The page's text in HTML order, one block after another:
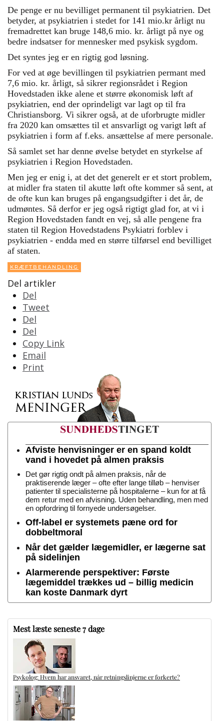
De penge er nu bevilliget permanent til psykiatrien. Det
betyder, at psykiatrien i stedet for 141 mio.kr årligt nu
fremadrettet kan bruge 148,6 mio. kr. årligt på nye og
bedre indsatser for mennesker med psykisk sygdom.
Det syntes jeg er en rigtig god løsning.
For ved at øge bevillingen til psykiatrien permant med
7,6 mio. kr. årligt, så sikrer regionsrådet i Region
Hovedstaden ikke alene et større økonomisk løft af
psykiatrien, end der oprindeligt var lagt op til fra
Christiansborg. Vi sikrer også, at de uforbrugte midler
fra 2020 kan omsættes til et ansvarligt og varigt løft af
psykiatrien i form af f.eks. ansættelse af mere personale.
Så samlet set har denne øvelse betydet en styrkelse af
psykiatrien i Region Hovedstaden.
Men jeg er enig i, at det det generelt er et stort problem,
at midler fra staten til akutte løft ofte kommer så sent, at
de ofte kun kan bruges på engangsudgifter i det år, de
udmøntes. Så derfor er jeg også rigtigt glad for, at vi i
Region Hovedstaden fandt en vej, så alle pengene fra
staten til Region Hovedstadens Psykiatri forblev i
psykiatrien - endda med en større tilførsel end bevilliget
af staten.
KRÆFTBEHANDLING
Del artikler
Del
Tweet
Del
Del
Copy Link
Email
Print
Afviste henvisninger er en spand koldt
vand i hovedet på almen praksis
Det gør rigtig ondt på almen praksis, når de
praktiserende læger – ofte efter lange tilløb – henviser
patienter til specialisterne på hospitalerne – kun for at få
dem retur med en afvisning. Uden behandling, men med
en opfordring til fornyede undersøgelser.
Off-label er systemets pæne ord for
dobbeltmoral
Når det gælder lægemidler, er lægerne sat
på sidelinjen
Alarmerende perspektiver: Første
lægemiddel trækkes ud – billig medicin
kan koste Danmark dyrt
Mest læste seneste 7 dage
Psykolog: Hvem har ansvaret, når retningslinjerne er forkerte?